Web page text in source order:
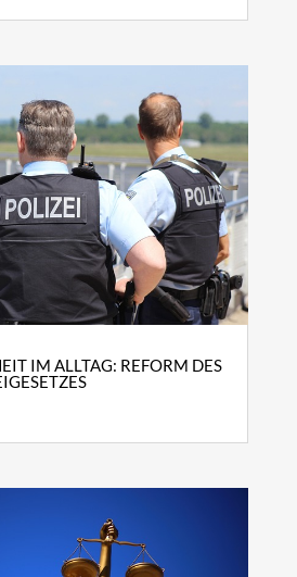
IM ALLTAG: REFORM DES